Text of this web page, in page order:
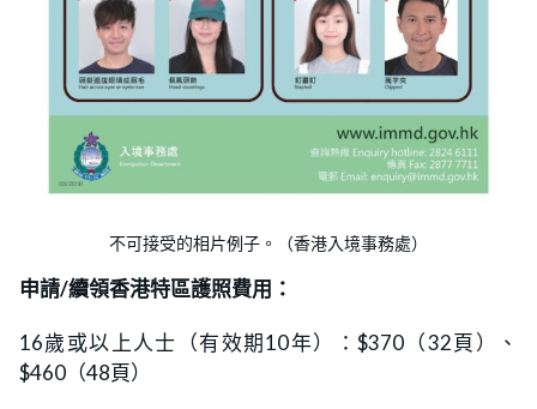
不可接受的相片例子。（香港入境事務處）
申請/續領香港特區護照費用：
16歲或以上人士（有效期10年）：$370（32頁）、
$460（48頁）